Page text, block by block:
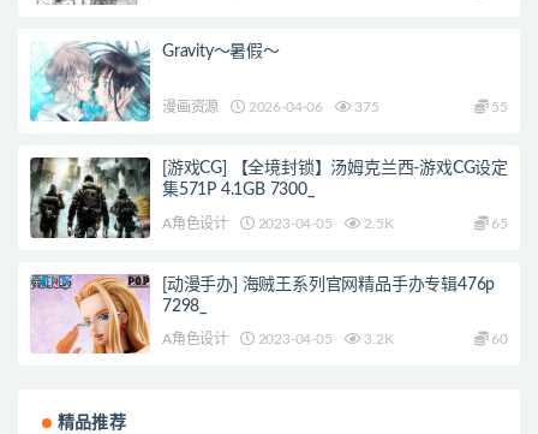
Gravity～暑假～
漫画资源 2026-04-06 375 55
[游戏CG] 【全境封锁】汤姆克兰西-游戏CG设定
集571P 4.1GB 7300_
A角色设计 2023-04-05 2.5K 65
[动漫手办] 海贼王系列官网精品手办专辑476p
7298_
A角色设计 2023-04-05 3.2K 60
精品推荐